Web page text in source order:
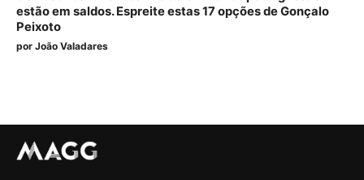
estão em saldos. Espreite estas 17 opções de Gonçalo
Peixoto
por João Valadares